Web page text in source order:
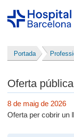
Portada
Oferta
8 de maig de 2026
Oferta per cobrir un